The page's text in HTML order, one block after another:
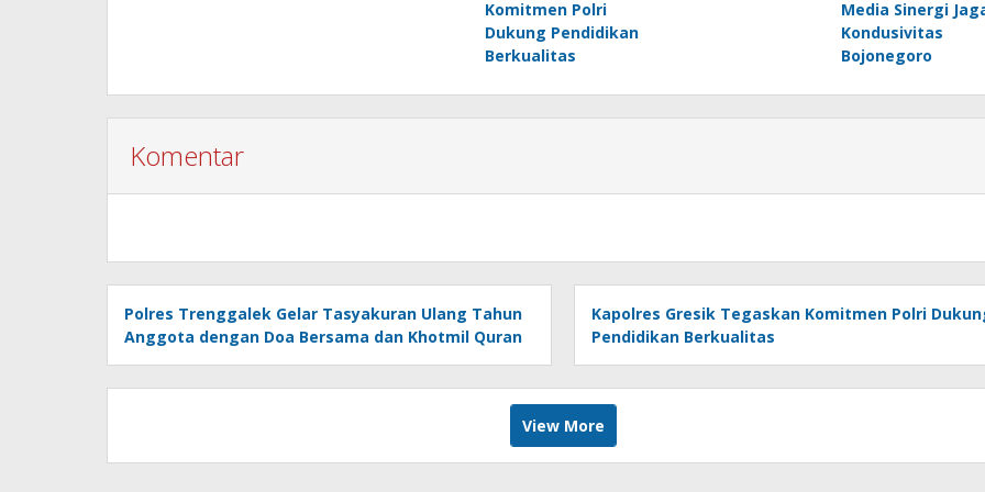
Komitmen Polri
Dukung Pendidikan
Berkualitas
Media Sinergi
Kondusivitas
Bojonegoro
Komentar
Polres Trenggalek Gelar Tasyakuran Ulang Tahun
Anggota dengan Doa Bersama dan Khotmil Quran
Kapolres Gresik Tegaskan Komitmen Polri
Pendidikan Berkualitas
View More